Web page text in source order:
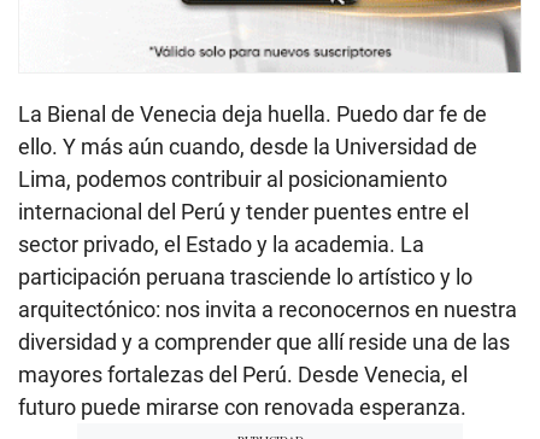
La Bienal de Venecia deja huella. Puedo dar fe de
ello. Y más aún cuando, desde la Universidad de
Lima, podemos contribuir al posicionamiento
internacional del Perú y tender puentes entre el
sector privado, el Estado y la academia. La
participación peruana trasciende lo artístico y lo
arquitectónico: nos invita a reconocernos en nuestra
diversidad y a comprender que allí reside una de las
mayores fortalezas del Perú. Desde Venecia, el
futuro puede mirarse con renovada esperanza.